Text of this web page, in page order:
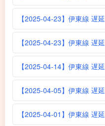
【2025-04-23】伊東線 遅延
【2025-04-23】伊東線 遅延
【2025-04-14】伊東線 遅延
【2025-04-05】伊東線 遅延
【2025-04-01】伊東線 遅延